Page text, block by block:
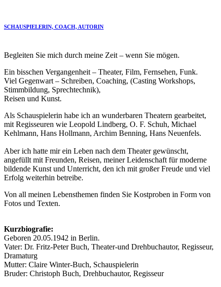
SCHAUSPIELERIN, COACH, AUTORIN
Begleiten Sie mich durch meine Zeit – wenn Sie mögen.
Ein bisschen Vergangenheit – Theater, Film, Fernsehen, Funk.
Viel Gegenwart – Schreiben, Coaching, (Casting Workshops,
Stimmbildung, Sprechtechnik),
Reisen und Kunst.
Als Schauspielerin habe ich an wunderbaren Theatern gearbeitet,
mit Regisseuren wie Leopold Lindberg, O. F. Schuh, Michael
Kehlmann, Hans Hollmann, Archim Benning, Hans Neuenfels.
Aber ich hatte mir ein Leben nach dem Theater gewünscht,
angefüllt mit Freunden, Reisen, meiner Leidenschaft für moderne
bildende Kunst und Unterricht, den ich mit großer Freude und viel
Erfolg weiterhin betreibe.
Von all meinen Lebensthemen finden Sie Kostproben in Form von
Fotos und Texten.
Kurzbiografie:
Geboren 20.05.1942 in Berlin.
Vater: Dr. Fritz-Peter Buch, Theater-und Drehbuchautor, Regisseur,
Dramaturg
Mutter: Claire Winter-Buch, Schauspielerin
Bruder: Christoph Buch, Drehbuchautor, Regisseur